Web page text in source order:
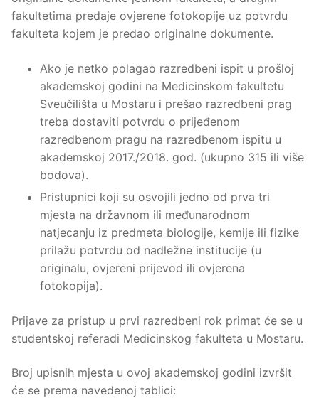
fakultetima predaje ovjerene fotokopije uz potvrdu
fakulteta kojem je predao originalne dokumente.
Ako je netko polagao razredbeni ispit u prošloj
akademskoj godini na Medicinskom fakultetu
Sveučilišta u Mostaru i prešao razredbeni prag
treba dostaviti potvrdu o prijeđenom
razredbenom pragu na razredbenom ispitu u
akademskoj 2017./2018. god. (ukupno 315 ili više
bodova).
Pristupnici koji su osvojili jedno od prva tri
mjesta na državnom ili međunarodnom
natjecanju iz predmeta biologije, kemije ili fizike
prilažu potvrdu od nadležne institucije (u
originalu, ovjereni prijevod ili ovjerena
fotokopija).
Prijave za pristup u prvi razredbeni rok primat će se u
studentskoj referadi Medicinskog fakulteta u Mostaru.
Broj upisnih mjesta u ovoj akademskoj godini izvršit
će se prema navedenoj tablici: